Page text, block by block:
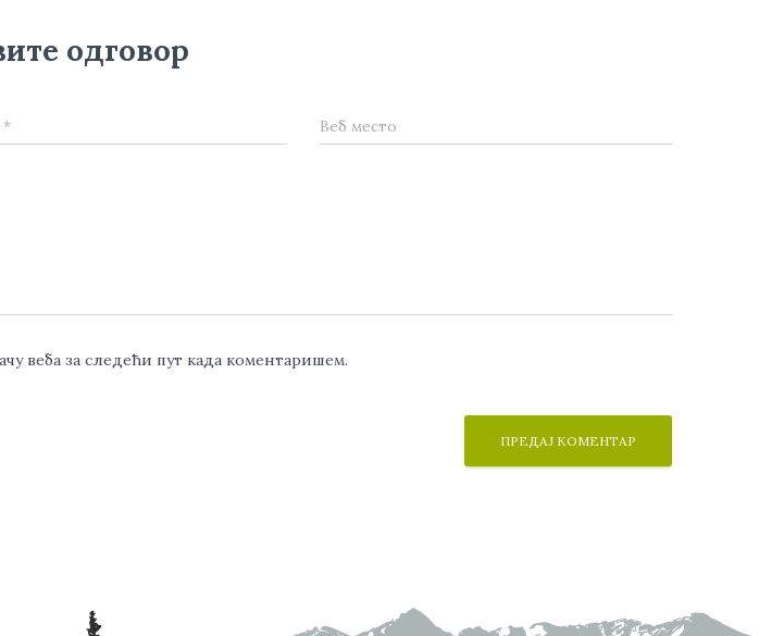
одговор
* Веб место
веба за следећи пут када коментаришем.